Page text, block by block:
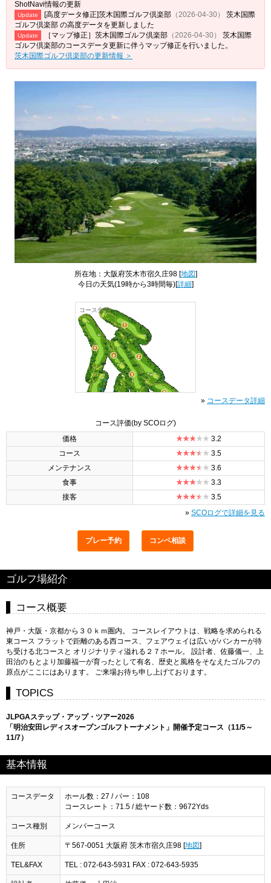
ShotNavi情報の更新
Update [高度データ修正]茨木国際ゴルフ倶楽部 （2026-04-30）
茨木国際
ゴルフ倶楽部 の高度データを更新しました
Update ［マップ修正］茨木国際ゴルフ倶楽部 （2026-04-30）
茨木国際
ゴルフ倶楽部のコースデータ更新に伴うマップ修正を行いました。
茨木国際ゴルフ倶楽部の更新情報 ＞
所在地：大阪府茨木市宿久庄98 [地図]
今日の天気(19時から3時間毎)[詳細]
コース全景
» コースデータ詳細
コース評価(by SCOログ)
価格
3.2
コース
3.5
メンテナンス
3.6
食事
3.3
接客
3.5
» SCOログで詳細を見る
プレー予約 コンペ相談
ゴルフ場紹介
コース概要
神戸・大阪・京都から３０ｋｍ圏内。 コースレイアウトは、戦略を求められる
東コース フラットで距離のある西コース、フェアウェイは広いがバンカーが待
ち受ける北コースと オリジナリティ溢れる２７ホール。 設計者、佐藤儀一、上
田治のもとより加藤福一が育ったとして有名、歴史と風格をそなえたゴルフの
原点がここにはあります。 ご来場お待ち申し上げております。
TOPICS
JLPGAステップ・アップ・ツアー2026
「明治安田レディスオープンゴルフトーナメント」開催予定コース（11/5～
11/7）
基本情報
コースデータ
ホール数：27 / パー：108
コースレート：71.5 / 総ヤード数：9672Yds
コース種別 メンバーコース
住所 〒567-0051 大阪府 茨木市宿久庄98 [地図]
TEL&FAX TEL : 072-643-5931 FAX : 072-643-5935